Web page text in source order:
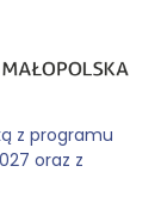
z programu
oraz z